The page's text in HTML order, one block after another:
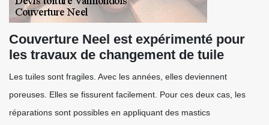
Couverture Neel est expérimenté pour
les travaux de changement de tuile
Les tuiles sont fragiles. Avec les années, elles deviennent
poreuses. Elles se fissurent facilement. Pour ces deux cas, les
réparations sont possibles en appliquant des mastics